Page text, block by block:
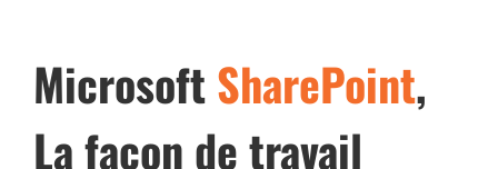
MicrosoftSharePoint,
La façon de travail